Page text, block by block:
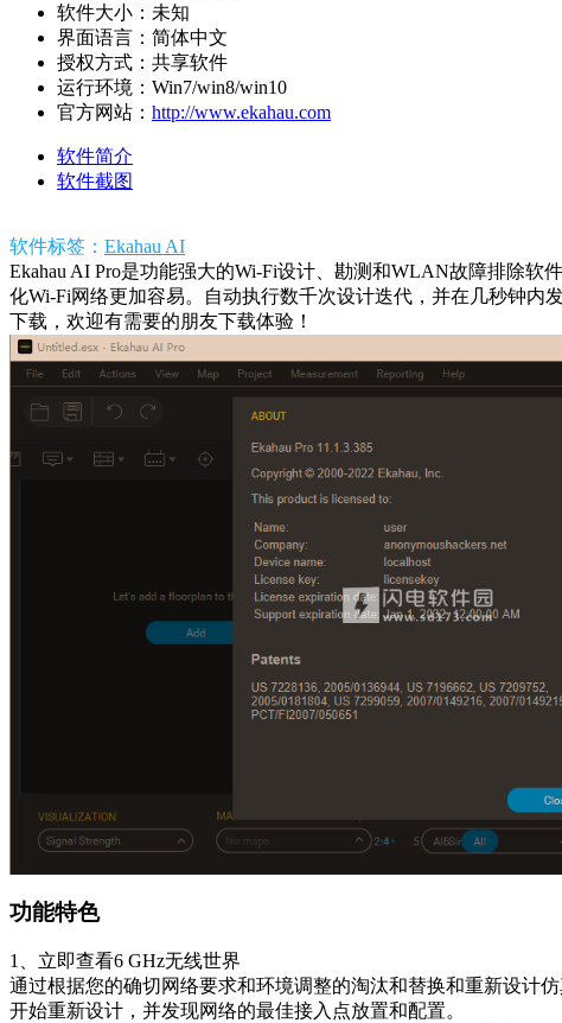
软件大小：未知
界面语言：简体中文
授权方式：共享软件
运行环境：Win7/win8/win10
官方网站： http://www.ekahau.com
软件简介
软件截图
软件标签： Ekahau AI
Ekahau AI Pro是功能强大的Wi-Fi设计、勘测和WLAN故障排除
化Wi-Fi网络更加容易。自动执行数千次设计迭代，并在几秒钟内
下载，欢迎有需要的朋友下载体验！
功能特色
1、立即查看6 GHz无线世界
通过根据您的确切网络要求和环境调整的淘汰和替换和重新设计
开始重新设计，并发现网络的最佳接入点放置和配置。